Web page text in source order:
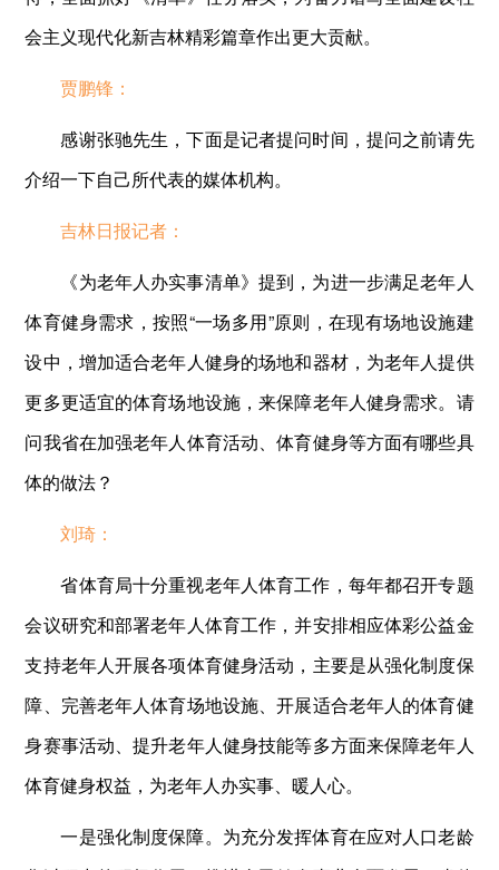
会主义现代化新吉林精彩篇章作出更大贡献。
贾鹏锋：
感谢张驰先生，下面是记者提问时间，提问之前请先
介绍一下自己所代表的媒体机构。
吉林日报记者：
《为老年人办实事清单》提到，为进一步满足老年人
体育健身需求，按照“一场多用”原则，在现有场地设施建
设中，增加适合老年人健身的场地和器材，为老年人提供
更多更适宜的体育场地设施，来保障老年人健身需求。请
问我省在加强老年人体育活动、体育健身等方面有哪些具
体的做法？
刘琦：
省体育局十分重视老年人体育工作，每年都召开专题
会议研究和部署老年人体育工作，并安排相应体彩公益金
支持老年人开展各项体育健身活动，主要是从强化制度保
障、完善老年人体育场地设施、开展适合老年人的体育健
身赛事活动、提升老年人健身技能等多方面来保障老年人
体育健身权益，为老年人办实事、暖人心。
一是强化制度保障。为充分发挥体育在应对人口老龄